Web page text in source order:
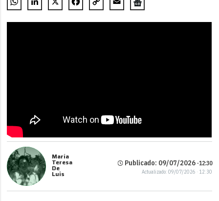
WhatsAppLinkedIn
X FacebookCopy
Email
María
Teresa
De
Luis
Publicado: 09/07/2026 ·12:30
Actualizado: 09/07/2026 · 12:30